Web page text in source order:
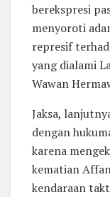
berekspresi
menyoroti
represif
yang dialami
Wawan
Jaksa,
dengan
karena
kematian
kendaraan